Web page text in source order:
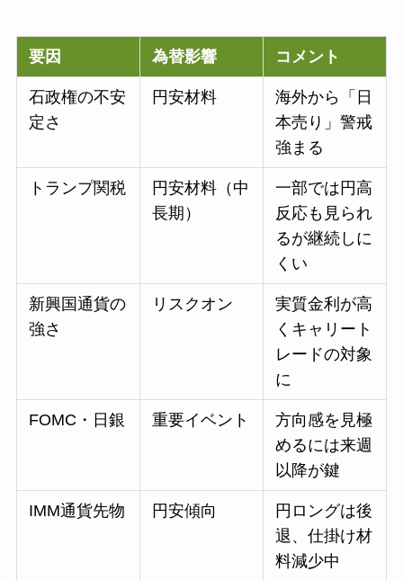
要因 為替影響 コメント
石政権の不安
定さ
円安材料
海外から「日
本売り」警戒
強まる
トランプ関税
円安材料（中
長期）
一部では円高
反応も見られ
るが継続しに
くい
新興国通貨の
強さ
リスクオン
実質金利が高
くキャリート
レードの対象
に
FOMC・日銀 重要イベント
方向感を見極
めるには来週
以降が鍵
IMM通貨先物 円安傾向
円ロングは後
退、仕掛け材
料減少中